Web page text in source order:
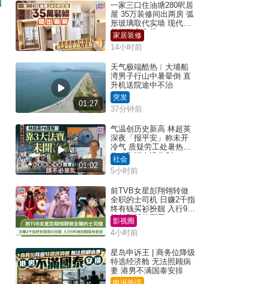
一家三口住油塘280呎居
屋 35万装修间出两房 弧
形玻璃取代实墙 现代神
枱柜融入玄关
家居装修
14小时前
01:27
天气极端酷热︱大埔船
湾男子行山中暑晕倒 直
升机送院途中不治
突发
37分钟前
01:02
气温创历史新高 林超英
深夜「报平安」称未开
冷气 质疑劳工处暑热警
告「取消也没分别」
社会
5小时前
前TVB女星彭翔翎转做
全职的士司机 日赚2千指
终有钱买衫扮靓 入行9年
被封翻版林夏薇
影视圈
4小时前
星岛申诉王 | 商务位降级
特选经济舱 无法照顾病
妻 港男不满国泰安排